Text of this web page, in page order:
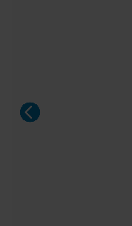
illallisiin.